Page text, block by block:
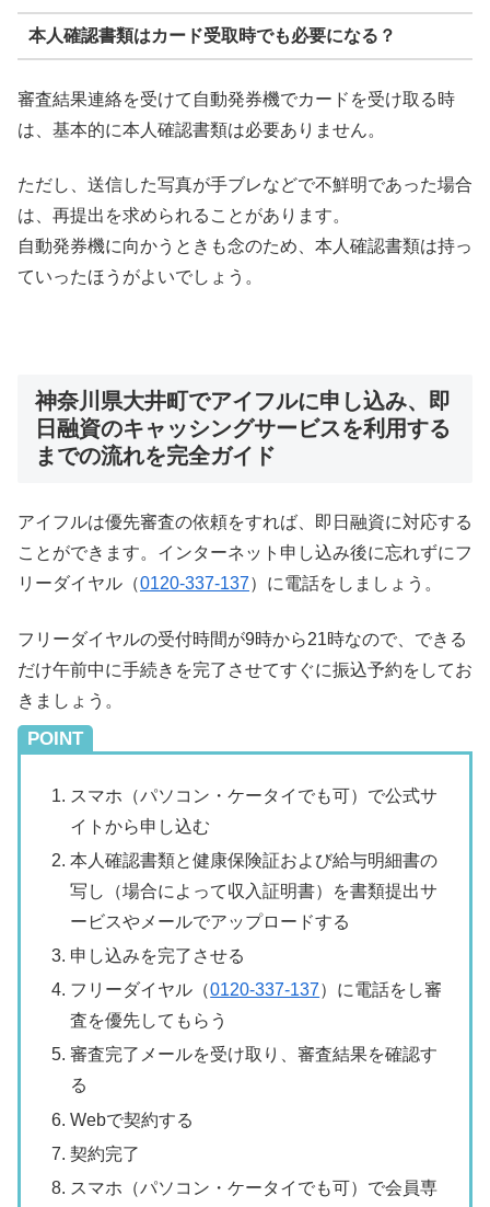
本人確認書類はカード受取時でも必要になる？
審査結果連絡を受けて自動発券機でカードを受け取る時
は、基本的に本人確認書類は必要ありません。
ただし、送信した写真が手ブレなどで不鮮明であった場合
は、再提出を求められることがあります。
自動発券機に向かうときも念のため、本人確認書類は持っ
ていったほうがよいでしょう。
神奈川県大井町でアイフルに申し込み、即
日融資のキャッシングサービスを利用する
までの流れを完全ガイド
アイフルは優先審査の依頼をすれば、即日融資に対応する
ことができます。インターネット申し込み後に忘れずにフ
リーダイヤル（0120-337-137）に電話をしましょう。
フリーダイヤルの受付時間が9時から21時なので、できる
だけ午前中に手続きを完了させてすぐに振込予約をしてお
きましょう。
POINT
スマホ（パソコン・ケータイでも可）で公式サ
イトから申し込む
本人確認書類と健康保険証および給与明細書の
写し（場合によって収入証明書）を書類提出サ
ービスやメールでアップロードする
申し込みを完了させる
フリーダイヤル（0120-337-137）に電話をし審
査を優先してもらう
審査完了メールを受け取り、審査結果を確認す
る
Webで契約する
契約完了
スマホ（パソコン・ケータイでも可）で会員専